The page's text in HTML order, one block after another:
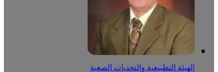
الهيئة التطبيعية والتحديات الصعبة